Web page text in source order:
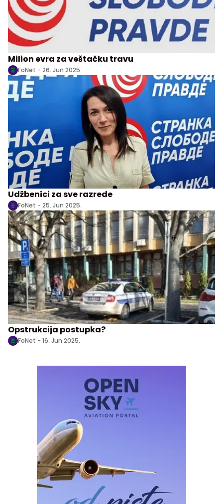
Milion evra za veštačku travu
FoNet - 26. Jun 2025.
Udžbenici za sve razrede
FoNet - 25. Jun 2025.
Opstrukcija postupka?
FoNet - 16. Jun 2025.